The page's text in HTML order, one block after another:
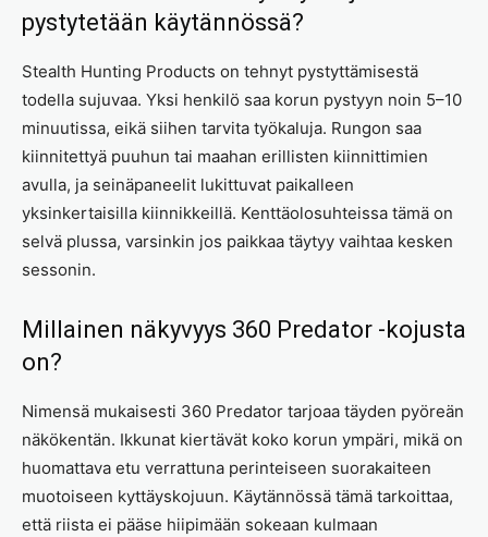
pystytetään käytännössä?
Stealth Hunting Products on tehnyt pystyttämisestä
todella sujuvaa. Yksi henkilö saa korun pystyyn noin 5–10
minuutissa, eikä siihen tarvita työkaluja. Rungon saa
kiinnitettyä puuhun tai maahan erillisten kiinnittimien
avulla, ja seinäpaneelit lukittuvat paikalleen
yksinkertaisilla kiinnikkeillä. Kenttäolosuhteissa tämä on
selvä plussa, varsinkin jos paikkaa täytyy vaihtaa kesken
sessonin.
Millainen näkyvyys 360 Predator -kojusta
on?
Nimensä mukaisesti 360 Predator tarjoaa täyden pyöreän
näkökentän. Ikkunat kiertävät koko korun ympäri, mikä on
huomattava etu verrattuna perinteiseen suorakaiteen
muotoiseen kyttäyskojuun. Käytännössä tämä tarkoittaa,
että riista ei pääse hiipimään sokeaan kulmaan